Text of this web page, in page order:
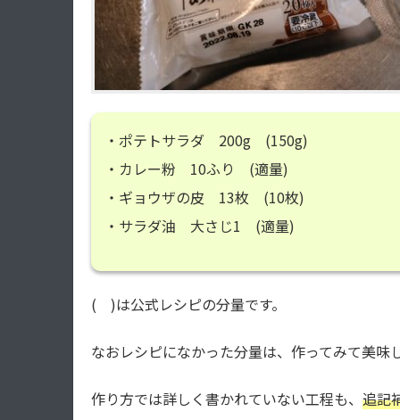
・ポテトサラダ 200g (150g)
・カレー粉 10ふり (適量)
・ギョウザの皮 13枚 (10枚)
・サラダ油 大さじ1 (適量)
( )は公式レシピの分量です。
なおレシピになかった分量は、作ってみて美
作り方では詳しく書かれていない工程も、 追記